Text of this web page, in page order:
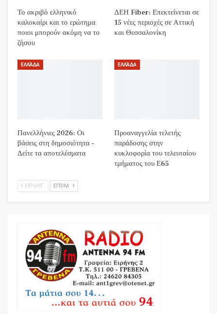
Το ακριβό ελληνικό
καλοκαίρι και το ερώτημα
ποιοι μπορούν ακόμη να το
ζήσου
ΔΕΗ Fiber: Επεκτείνεται σε
15 νέες περιοχές σε Αττική
και Θεσσαλονίκη
ΕΛΛΆΔΑ
Πανελλήνιες 2026: Οι
βάσεις στη δημοσιότητα –
Δείτε τα αποτελέσματα
ΕΛΛΆΔΑ
Προαναγγελία τελετής
παράδοσης στην
κυκλοφορία του τελευταίου
τμήματος του Ε65
ΠΡΟΗΓ. ΕΠΌΜ.